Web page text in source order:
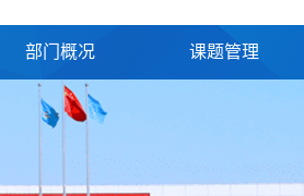
部门概况 课题管理